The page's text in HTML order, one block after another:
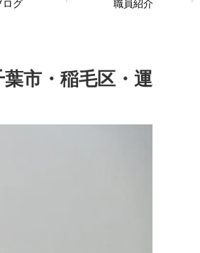
ログ 職員紹介
市・稲毛区・運